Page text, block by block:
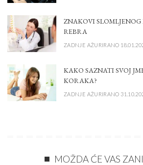
ZNAKOVI
REBRA
ZADNJE AŽURIRANO
KAKO SAZNATI SVOJ
KORAKA?
ZADNJE AŽURIRANO
MOŽDA ĆE VAS